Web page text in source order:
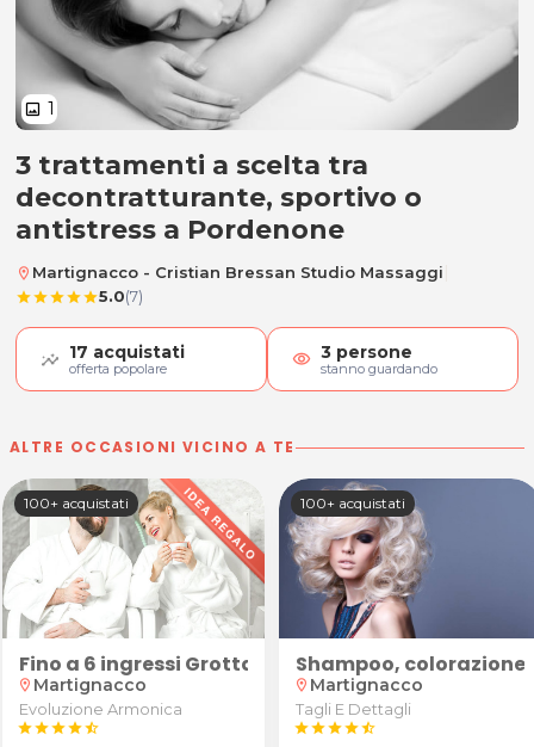
image 1
3 trattamenti a scelta tra
3 trattamenti a scelta tra
decontratturante, sportivo o
antistress a Pordenone
location_on Martignacco - Cristian Bressan Studio Massaggi
starstarstarstarstar5.0(7)
17 acquistati
offerta popolare visibility 3 persone
stanno guardando
ALTRE OCCASIONI VICINO A TE
relax SPA o decontratturante con olio caldo di
100+ acquistati
Fino a 6 ingressi Grotta di Sale per adulti e
location_on Martignacco
Evoluzione Armonica
starstarstarstarstar_half
100+ acquistati
Shampoo,
location_on Martignacco
Tagli E Dettagli
starstarstarstarstar_half